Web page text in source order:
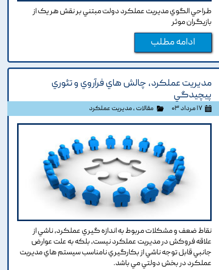
طراحي الگوي مديريت عملکرد دولت مبتني بر نقش هر يک از
بازيگران موثر
ادامه مطلب
مديريت عملکرد، چالش هاي فرآروي و تئوري
پيچيدگي
۱۷ مرداد ۰۳ مقالات ،مدیریت عملکرد
نقاط ضعف و مشکلات مربوط به اندازه گيري عملکرد, ناشي از
علاقه فروکش در مديريت عملکرد نيست, بلکه به علت عوارض
جانبي قابل توجه ناشي از بکارگيري نامناسب سيستم هاي مديريت
عملکرد در بخش دولتي مي باشد.